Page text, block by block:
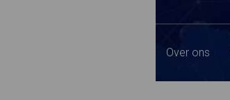
Over ons